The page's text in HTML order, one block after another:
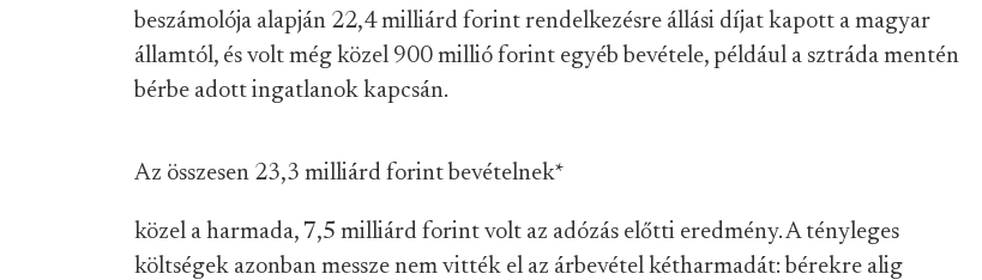
beszámolója alapján 22,4 milliárd forint rendelkezésre állási díjat kapott a magyar
államtól, és volt még közel 900 millió forint egyéb bevétele, például a sztráda mentén
bérbe adott ingatlanok kapcsán.
Az összesen 23,3 milliárd forint bevételnek*
közel a harmada, 7,5 milliárd forint volt az adózás előtti eredmény. A tényleges
költségek azonban messze nem vitték el az árbevétel kétharmadát: bérekre alig